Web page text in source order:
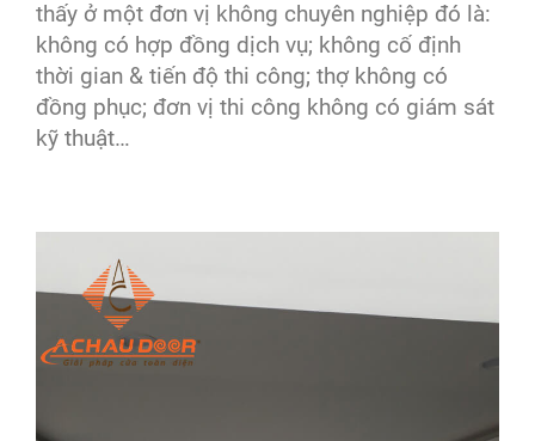
thấy ở một đơn vị không chuyên nghiệp đó là:
không có hợp đồng dịch vụ; không cố định
thời gian & tiến độ thi công; thợ không có
đồng phục; đơn vị thi công không có giám sát
kỹ thuật…